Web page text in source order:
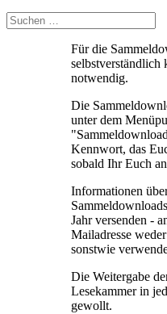
Für die
selbstverständlich
notwendig.
Die
unter dem
Kennwort, das
sobald Ihr Euch
Informationen
Jahr versenden -
Mailadresse
sonstwie
Die Weitergabe
Lesekammer in
gewollt.